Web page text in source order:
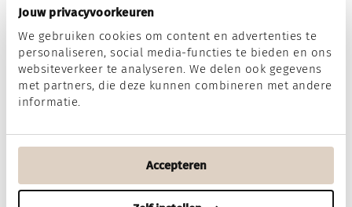
Jouw privacyvoorkeuren
We gebruiken cookies om content en advertenties te
personaliseren, social media-functies te bieden en ons
websiteverkeer te analyseren. We delen ook gegevens
met partners, die deze kunnen combineren met andere
informatie.
Accepteren
Norah op social media
DisclaimerPrivacy & Cookies